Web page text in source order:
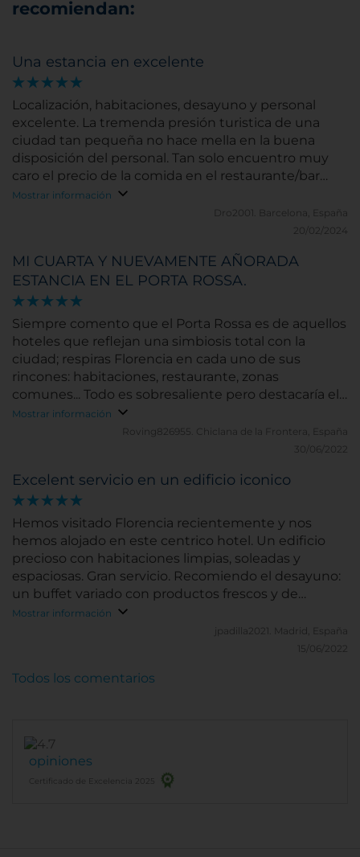
recomiendan:
Una estancia en excelente
Localización, habitaciones, desayuno y personal
excelente. La tremenda presión turistica de una
ciudad tan pequeña no hace mella en la buena
disposición del personal. Tan solo encuentro muy
caro el precio de la comida en el restaurante/bar
(cenamos alli). Por lo demás: ¡Felicidades!
Mostrar información
Dro2001.
Barcelona, España
20/02/2024
MI CUARTA Y NUEVAMENTE AÑORADA
ESTANCIA EN EL PORTA ROSSA.
Siempre comento que el Porta Rossa es de aquellos
hoteles que reflejan una simbiosis total con la
ciudad; respiras Florencia en cada uno de sus
rincones: habitaciones, restaurante, zonas
comunes... Todo es sobresaliente pero destacaría el
trato que cada uno de sus empleados dispensa a los
clientes, que es inigualable, desde Cristina en su
diario servicio en los desayunos, de su Relaciones
grata sorpresa y alegría de conocer a un Director y
llevarme un amigo, David Fraga, magnífico
profesional y mejor persona. Hasta mi próxima
estancia echaré de menos mi Florencia y al Porta
Rossa ...
Mostrar información
Roving826955.
Chiclana de la Frontera, España
30/06/2022
Excelent servicio en un edificio iconico
Hemos visitado Florencia recientemente y nos
hemos alojado en este centrico hotel. Un edificio
precioso con habitaciones limpias, soleadas y
espaciosas. Gran servicio. Recomiendo el desayuno:
un buffet variado con productos frescos y de
calidad.
Mostrar información
jpadilla2021. Madrid, España
15/06/2022
opiniones
Certificado de Excelencia 2025
Todos los comentarios